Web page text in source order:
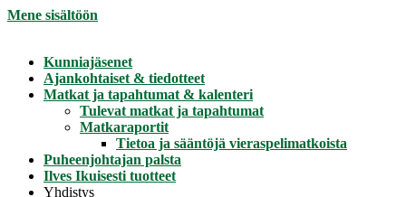
Mene sisältöön
Kunniajäsenet
Ajankohtaiset & tiedotteet
Matkat ja tapahtumat & kalenteri
Tulevat matkat ja tapahtumat
Matkaraportit
Tietoa ja sääntöjä vieraspelimatkoista
Puheenjohtajan palsta
Ilves Ikuisesti tuotteet
Yhdistys